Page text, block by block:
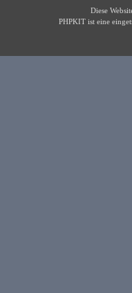
Diese
PHPKIT ist eine